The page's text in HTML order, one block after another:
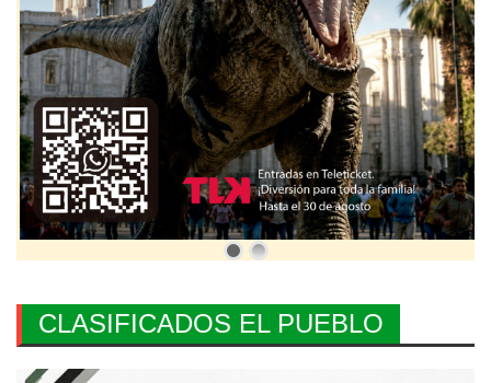
CLASIFICADOS EL PUEBLO